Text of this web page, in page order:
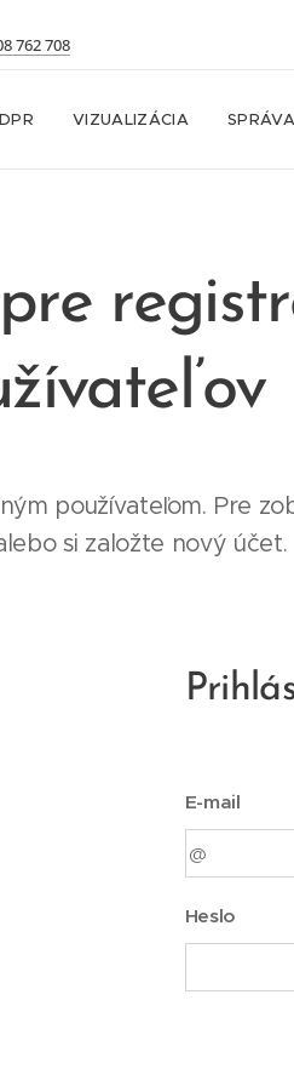
762 708
VIZUALIZÁCIA
používateľom. Pre
si založte nový účet.
E-mail
Heslo